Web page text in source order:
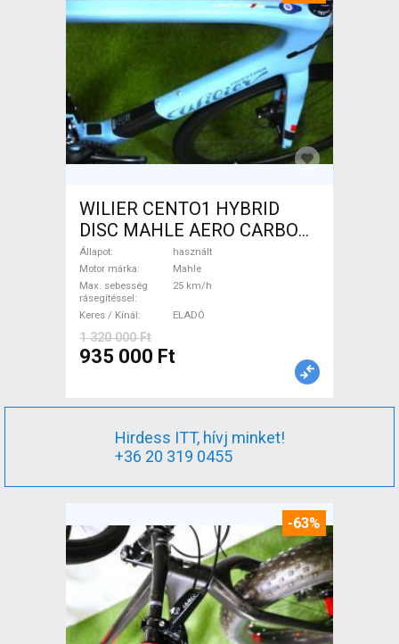
WILIER CENTO1 HYBRID
DISC MAHLE AERO CARBON
kerekek XL Elektromos
Országúti / Gravel Mahle
használt ELADÓ
Állapot
használt
Motor márka
Mahle
Max. sebesség
rásegítéssel
25 km/h
Keres / Kínál ELADÓ
1 320 000 Ft
935 000 Ft
Hirdess ITT, hívj minket!
+36 20 319 0455
-63%